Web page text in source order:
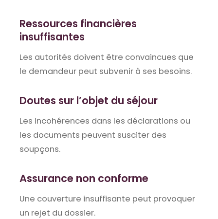
Ressources financières
insuffisantes
Les autorités doivent être convaincues que
le demandeur peut subvenir à ses besoins.
Doutes sur l’objet du séjour
Les incohérences dans les déclarations ou
les documents peuvent susciter des
soupçons.
Assurance non conforme
Une couverture insuffisante peut provoquer
un rejet du dossier.